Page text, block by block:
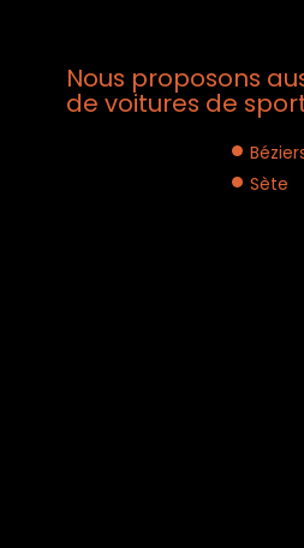
Nous proposons
de voitures de
Sète